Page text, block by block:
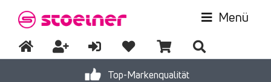
Top-Markenqualität
Menü